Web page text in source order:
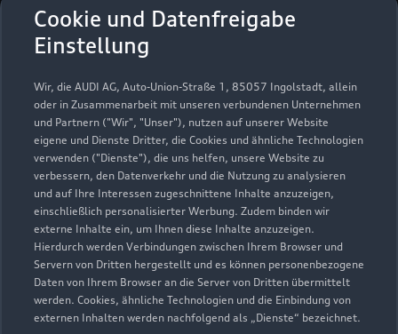
Cookie und Datenfreigabe
Einstellung
Wir, die AUDI AG, Auto-Union-Straße 1, 85057 Ingolstadt, allein
oder in Zusammenarbeit mit unseren verbundenen Unternehmen
und Partnern ("Wir", "Unser"), nutzen auf unserer Website
eigene und Dienste Dritter, die Cookies und ähnliche Technologien
verwenden ("Dienste"), die uns helfen, unsere Website zu
verbessern, den Datenverkehr und die Nutzung zu analysieren
und auf Ihre Interessen zugeschnittene Inhalte anzuzeigen,
einschließlich personalisierter Werbung. Zudem binden wir
externe Inhalte ein, um Ihnen diese Inhalte anzuzeigen.
Hierdurch werden Verbindungen zwischen Ihrem Browser und
Servern von Dritten hergestellt und es können personenbezogene
Daten von Ihrem Browser an die Server von Dritten übermittelt
werden. Cookies, ähnliche Technologien und die Einbindung von
externen Inhalten werden nachfolgend als „Dienste“ bezeichnet.
Service
Geöffnet bis
Teile- & Zubehörverkauf
Geöffnet bis17:00